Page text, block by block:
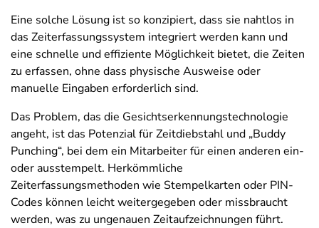
Eine solche Lösung ist so konzipiert, dass sie nahtlos in
das Zeiterfassungssystem integriert werden kann und
eine schnelle und effiziente Möglichkeit bietet, die Zeiten
zu erfassen, ohne dass physische Ausweise oder
manuelle Eingaben erforderlich sind.
Das Problem, das die Gesichtserkennungstechnologie
angeht, ist das Potenzial für Zeitdiebstahl und „Buddy
Punching“, bei dem ein Mitarbeiter für einen anderen ein-
oder ausstempelt. Herkömmliche
Zeiterfassungsmethoden wie Stempelkarten oder PIN-
Codes können leicht weitergegeben oder missbraucht
werden, was zu ungenauen Zeitaufzeichnungen führt.